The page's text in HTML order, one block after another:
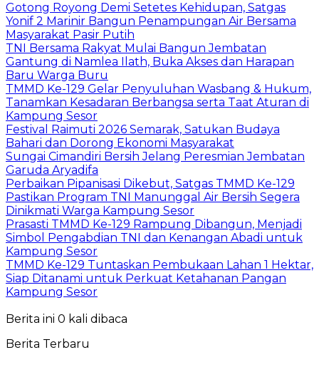
Gotong Royong Demi Setetes Kehidupan, Satgas
Yonif 2 Marinir Bangun Penampungan Air Bersama
Masyarakat Pasir Putih
TNI Bersama Rakyat Mulai Bangun Jembatan
Gantung di Namlea Ilath, Buka Akses dan Harapan
Baru Warga Buru
TMMD Ke-129 Gelar Penyuluhan Wasbang & Hukum,
Tanamkan Kesadaran Berbangsa serta Taat Aturan di
Kampung Sesor
Festival Raimuti 2026 Semarak, Satukan Budaya
Bahari dan Dorong Ekonomi Masyarakat
Sungai Cimandiri Bersih Jelang Peresmian Jembatan
Garuda Aryadifa
Perbaikan Pipanisasi Dikebut, Satgas TMMD Ke-129
Pastikan Program TNI Manunggal Air Bersih Segera
Dinikmati Warga Kampung Sesor
Prasasti TMMD Ke-129 Rampung Dibangun, Menjadi
Simbol Pengabdian TNI dan Kenangan Abadi untuk
Kampung Sesor
TMMD Ke-129 Tuntaskan Pembukaan Lahan 1 Hektar,
Siap Ditanami untuk Perkuat Ketahanan Pangan
Kampung Sesor
Berita ini 0 kali dibaca
Berita Terbaru